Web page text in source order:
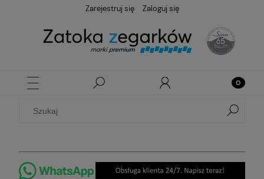
Zarejestruj się Zaloguj się